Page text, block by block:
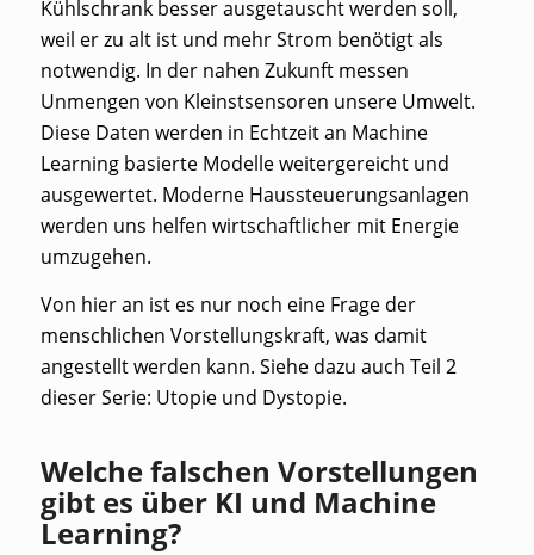
Kühlschrank besser ausgetauscht werden soll,
weil er zu alt ist und mehr Strom benötigt als
notwendig. In der nahen Zukunft messen
Unmengen von Kleinstsensoren unsere Umwelt.
Diese Daten werden in Echtzeit an Machine
Learning basierte Modelle weitergereicht und
ausgewertet. Moderne Haussteuerungsanlagen
werden uns helfen wirtschaftlicher mit Energie
umzugehen.
Von hier an ist es nur noch eine Frage der
menschlichen Vorstellungskraft, was damit
angestellt werden kann. Siehe dazu auch Teil 2
dieser Serie: Utopie und Dystopie.
Welche falschen Vorstellungen
gibt es über KI und Machine
Learning?